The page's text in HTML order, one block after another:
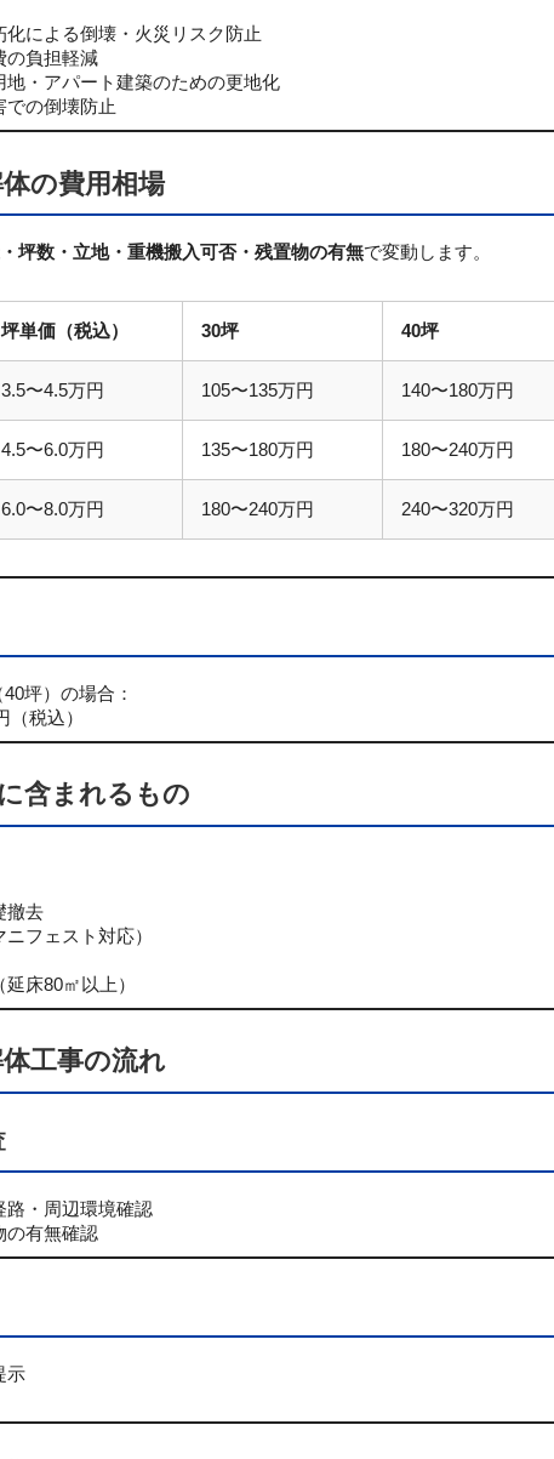
による倒壊・火災リスク防止
の負担軽減
・アパート建築のための更地化
での倒壊防止
の費用相場
坪数・立地・重機搬入可否・残置物の有無で変動します。
坪単価（税込） 30坪 40坪
3.5〜4.5万円 105〜135万円 140〜180万円
4.5〜6.0万円 135〜180万円 180〜240万円
6.0〜8.0万円 180〜240万円 240〜320万円
坪）の場合：
税込）
含まれるもの
撤去
フェスト対応）
床80㎡以上）
工事の流れ
路・周辺環境確認
の有無確認
示